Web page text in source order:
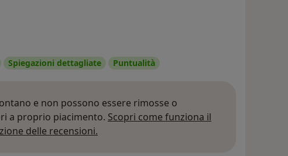
Spiegazioni dettagliate Puntualità
e non possono essere rimosse o
a proprio piacimento. Scopri come funziona il
delle recensioni.